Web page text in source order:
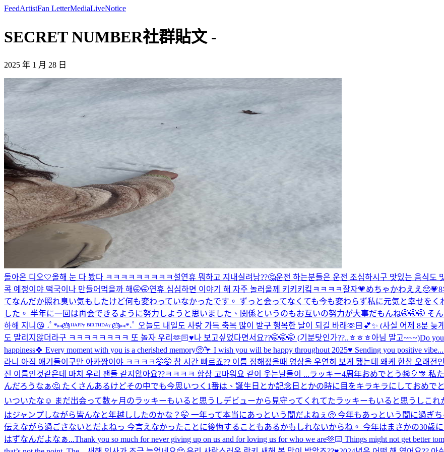
FeedArtistFan LetterMediaLiveNotice
SECRET NUMBER社群貼文 -
2025 年 1 月 28 日
돌아온 디오🤍올해 눈 다 봤다 ㅋㅋㅋㅋㅋㅋㅋㅋㅋ 설연휴 뭐하고 지내실려낭??🤔운전 하는분들은 운전 조심하시구 맛있는 음식
콕 예정이야 떡국이나 만들어먹을까 해🤭🤭연휴 심심하면 이야기 해 자주 놀러올께 키키키킼ㅋㅋㅋㅋ잘자💗めちゃかわええ🥺💗
てなんだか照れ臭い気もしたけど何も変わっていなかったです。 ずっと会ってなくても今も変わらず私に元気と幸せを
した。 半年に一回は再会できるように努力しようと思いました、関係というのもお互いの努力が大事だもんね🤭🤭🤭 そ
하해 지니😘 ˖ﾟ*⑅🎂ᴴᴬᴾᴾᵞ ᴮᴵᴿᵀᴴᴰᴬᵞ 🎂⑅*˖ﾟ 오늘도 내일도 사랑 가득 축복 많이 받구 행복한 날이 되길 바래🫶🏻💕✨ (사실 어제 8분 늦
도 말리지않더라구 ㅋㅋㅋㅋㅋㅋㅋㅋ 또 놀자 우리🫶🏻♥️나 보고싶었다면서요??🤭🤭🤭 (기분탓인가??..ㅎㅎㅎ아님 말고~~~)Do
happiness🍀 Every moment with you is a cherished memory🥺🦩 I wish you will be happy throughout 2025♥️ Sending you positive vibe...
라니 아직 애기들이구만 아카짱이야 ㅋㅋㅋㅋ🤭🤭 참 시간 빠르죠?? 이름 정해졌을때 영상을 우연히 보게 됐는데 왜케 한참 오래전
진 이름인것같은데 마치 우리 팬들 같지않아요??ㅋㅋㅋㅋ 항상 고마워요 같이 웃는날들이 ...ラッキー4周年おめでとう㊗️🎈🎊 私
んだろうなぁ🤔 たくさんあるけどその中でも今思いつく1番は、誕生日とか記念日とかの時に目をキラキラにしておめで
いついたな☺️ まだ出会って数ヶ月のラッキーもいると思うしデビューから見守ってくれてたラッキーもいると思うしこれ
はジャンプしながら皆んなと年越ししたのかな？🤭 一年って本当にあっという間だよねぇ🥺 今年もあっという間に過ぎ
伝えながら過ごさないとだよねっ 今言えなかったことに後悔することもあるかもしれないからね。 今年はまさかの30歳
はずなんだよなぁ...Thank you so much for never giving up on us and for loving us for who we are🫶🏻 Things might not get better